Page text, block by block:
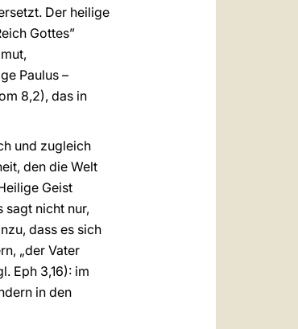
Der heilige
Gottes”
Paulus –
8,2), das in
und zugleich
den die Welt
Geist
sagt nicht nur,
dass es sich
„der Vater
Eph 3,16): im
in den